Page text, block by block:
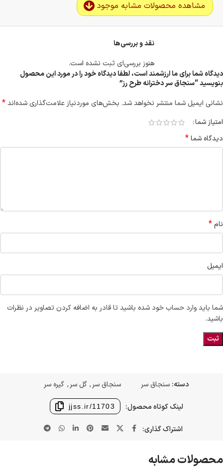
مشاهده محصولات مشابه موجود
نقد و بررسی‌ها
هنوز بررسی‌ای ثبت نشده است.
دیدگاه شما برای ما ارزشمند است، لطفا دیدگاه خود را در مورد این محصول
بنویسید “سنجاق سر دخترانه طرح رز”
نشانی ایمیل شما منتشر نخواهد شد. بخش‌های موردنیاز علامت‌گذاری شده‌اند*
امتیاز شما
دیدگاه شما*
نام*
ایمیل
شما باید وارد حساب خود شده باشید تا قادر به اضافه کردن تصاویر در نظرات
باشید.
دسته: سنجاق سر سنجاق سر , گل سر , گیره سر
لینک کوتاه محصول: jjss.ir/11703
اشتراک گذاری:
محصولات مشابه